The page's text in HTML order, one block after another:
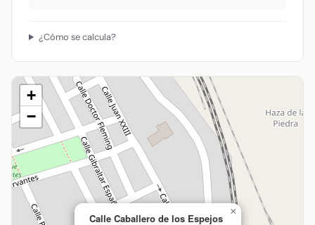
¿Cómo se calcula?
Calle Caballero de los Espejos
×
+
−